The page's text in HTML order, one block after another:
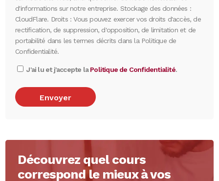
d'informations sur notre entreprise. Stockage des données :
CloudFlare. Droits : Vous pouvez exercer vos droits d'accès, de
rectification, de suppression, d'opposition, de limitation et de
portabilité dans les termes décrits dans la Politique de
Confidentialité.
J'ai lu et j'accepte laPolitique de Confidentialité.
Découvrez quel cours
correspond le mieux à vos